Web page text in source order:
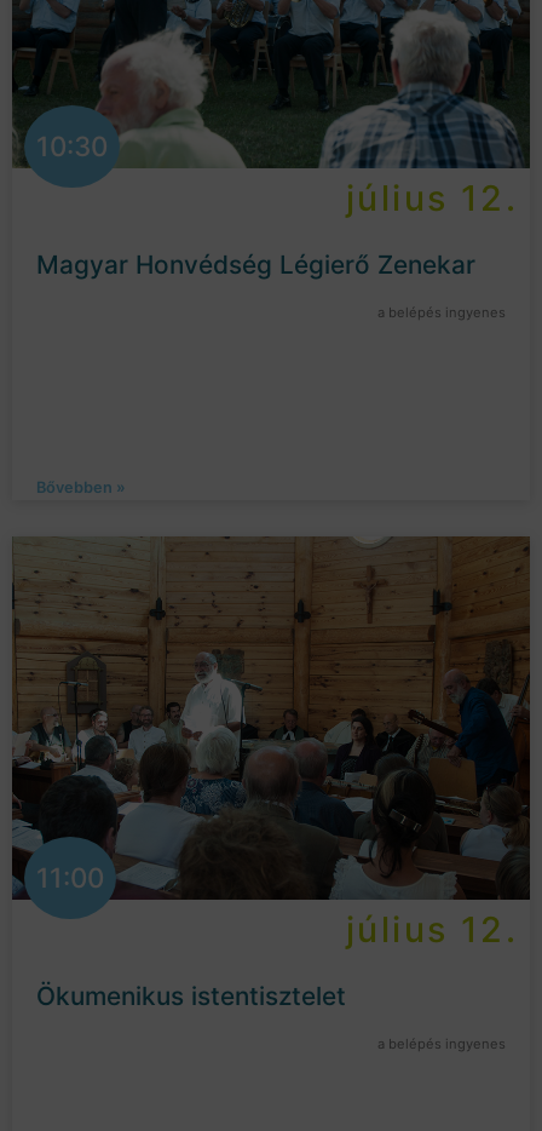
10:30
július 12.
Magyar Honvédség Légierő Zenekar
a belépés ingyenes
Bővebben »
11:00
július 12.
Ökumenikus istentisztelet
a belépés ingyenes